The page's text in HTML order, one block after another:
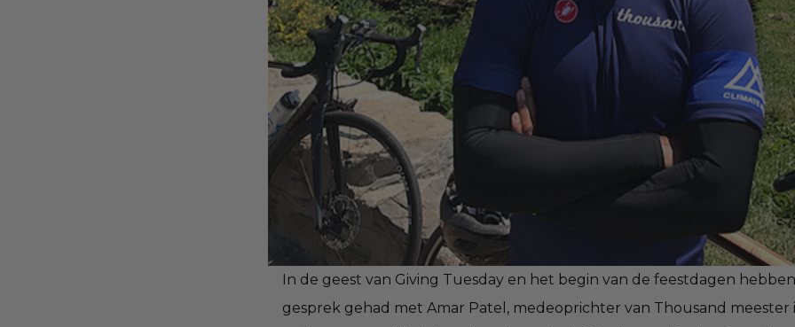
In de geest van Giving Tuesday en het begin van de feestdagen
gesprek gehad met Amar Patel, medeoprichter van Thousand meester